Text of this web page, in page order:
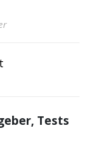
Tests